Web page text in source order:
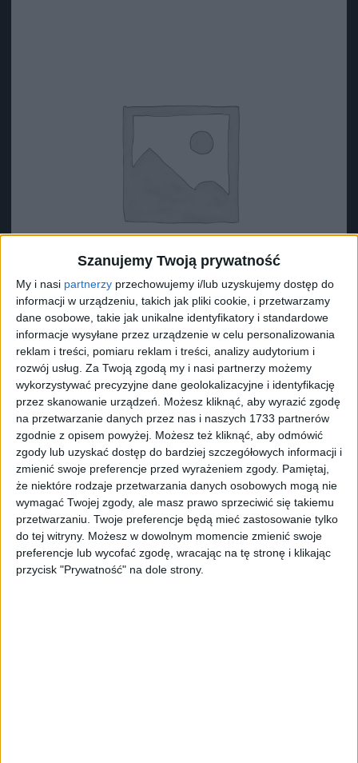
Szanujemy Twoją prywatność
My i nasi partnerzy przechowujemy i/lub uzyskujemy dostęp do
informacji w urządzeniu, takich jak pliki cookie, i przetwarzamy
dane osobowe, takie jak unikalne identyfikatory i standardowe
informacje wysyłane przez urządzenie w celu personalizowania
reklam i treści, pomiaru reklam i treści, analizy audytorium i
rozwój usług. Za Twoją zgodą my i nasi partnerzy możemy
wykorzystywać precyzyjne dane geolokalizacyjne i identyfikację
przez skanowanie urządzeń. Możesz kliknąć, aby wyrazić zgodę
na przetwarzanie danych przez nas i naszych 1733 partnerów
zgodnie z opisem powyżej. Możesz też kliknąć, aby odmówić
zgody lub uzyskać dostęp do bardziej szczegółowych informacji i
zmienić swoje preferencje przed wyrażeniem zgody. Pamiętaj,
że niektóre rodzaje przetwarzania danych osobowych mogą nie
wymagać Twojej zgody, ale masz prawo sprzeciwić się takiemu
przetwarzaniu. Twoje preferencje będą mieć zastosowanie tylko
do tej witryny. Możesz w dowolnym momencie zmienić swoje
preferencje lub wycofać zgodę, wracając na tę stronę i klikając
przycisk "Prywatność" na dole strony.
Surron Śruba (M6*16)
2,46zł
ZOBACZ WIĘCEJ